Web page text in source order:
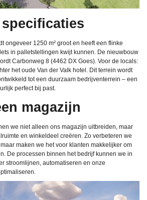
ongeveer 1250 m² groot en heeft een flinke
in palletstellingen kwijt kunnen. De nieuwbouw
Carbonweg 8 (4462 DX Goes). Voor de locals:
het oude Van der Valk hotel. Dit terrein wordt
tot een duurzaam bedrijventerrein – een
perfect bij past.
magazijn
we niet alleen ons magazijn uitbreiden, maar
en winkeldeel creëren. Zo verbeteren we
maken we het voor klanten makkelijker om
De processen binnen het bedrijf kunnen we in
stroomlijnen, automatiseren en onze